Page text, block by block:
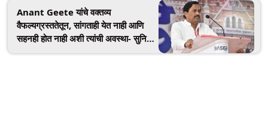
Anant Geete यांचे वक्तव्य
वैफल्यग्रस्ततेतून, सांगताही येत नाही आणि
सहनही होत नाही अशी त्यांची अवस्था- सुनिल